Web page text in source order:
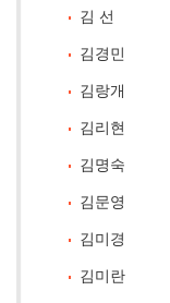
김 선
김경민
김랑개
김리현
김명숙
김문영
김미경
김미란